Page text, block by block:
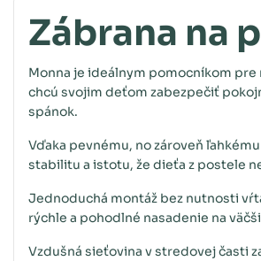
Zábrana na
Monna je ideálnym pomocníkom
chcú svojim deťom zabezpečiť
spánok.
Vďaka pevnému, no zároveň
stabilitu a istotu, že dieťa z postele
Jednoduchá montáž bez nutnosti
rýchle a pohodlné nasadenie na
Vzdušná sieťovina v stredovej časti